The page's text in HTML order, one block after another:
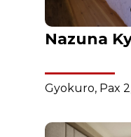
Nazuna
Gyokuro, Pax